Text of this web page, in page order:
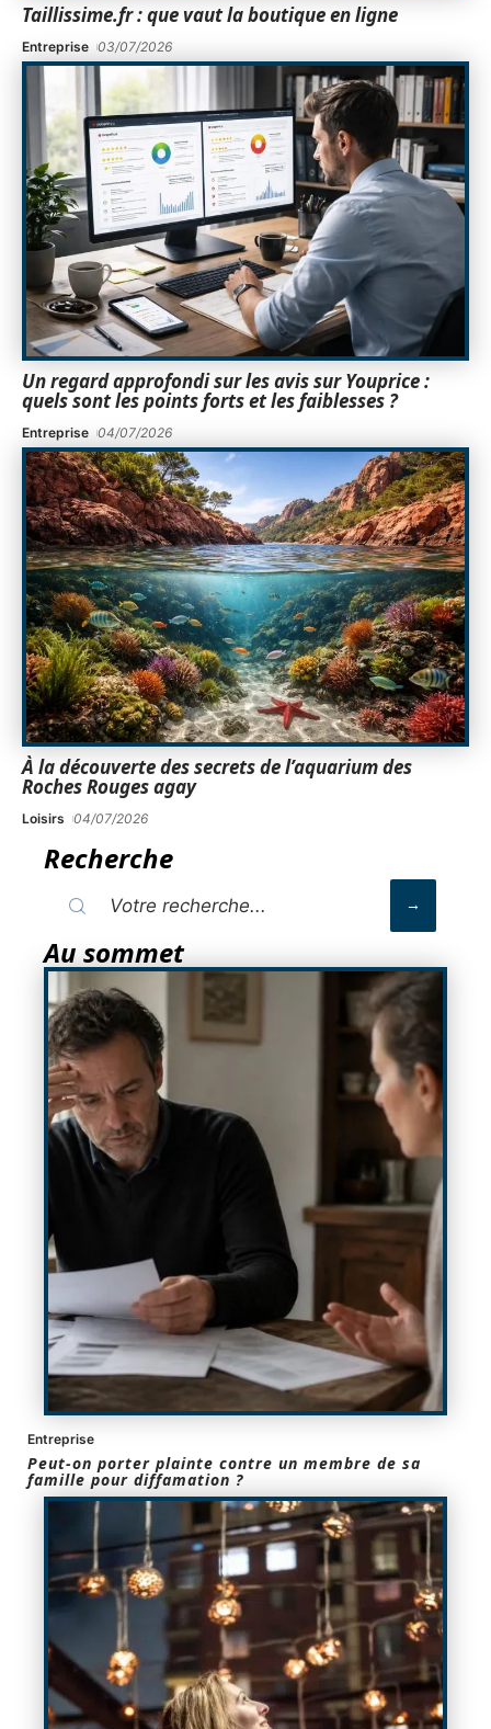
Taillissime.fr : que vaut la boutique en ligne
Entreprise 03/07/2026
Un regard approfondi sur les avis sur Youprice :
quels sont les points forts et les faiblesses ?
Entreprise 04/07/2026
À la découverte des secrets de l’aquarium des
Roches Rouges agay
Loisirs 04/07/2026
Recherche
Au sommet
Entreprise
Peut-on porter plainte contre un membre de sa
famille pour diffamation ?